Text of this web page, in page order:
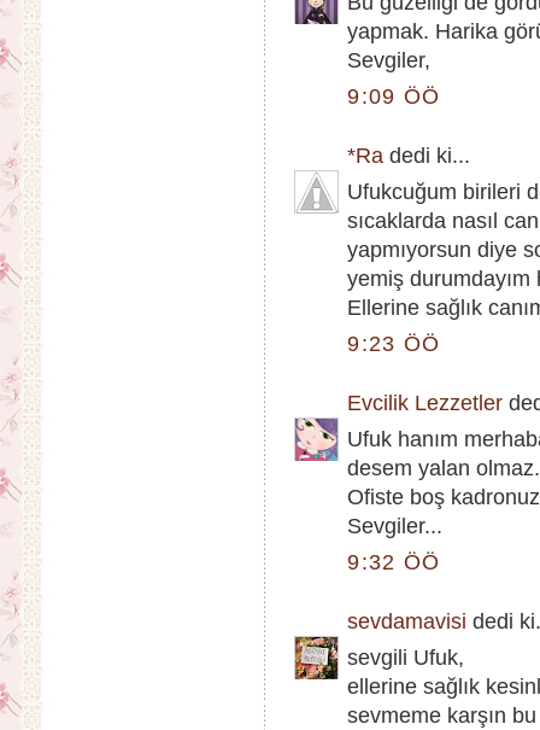
yapmak. Harika
Sevgiler,
9:09 ÖÖ
*Ra dedi ki...
Ufukcuğum birileri
sıcaklarda nasıl
yapmıyorsun diye
yemiş durumdayım
Ellerine sağlık
9:23 ÖÖ
Evcilik Lezzetler
Ufuk hanım
desem yalan
Ofiste boş kadronuz
Sevgiler...
9:32 ÖÖ
sevdamavisi dedi
sevgili Ufuk,
ellerine sağlık
sevmeme karşın